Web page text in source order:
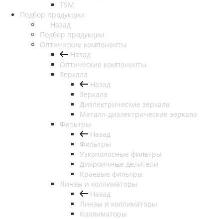
TSM
Подбор продукции
Назад
Подбор продукции
Оптические компоненты
Назад
Оптические компоненты
Зеркала
Назад
Зеркала
Диэлектрические зеркала
Металл-диэлектрические зеркала
Фильтры
Назад
Фильтры
Узкополосные фильтры
Дихроичные делители
Краевые фильтры
Линзы и коллиматоры
Назад
Линзы и коллиматоры
Коллиматоры